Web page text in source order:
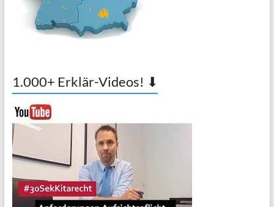
1.000+ Erklär-Videos! ⬇